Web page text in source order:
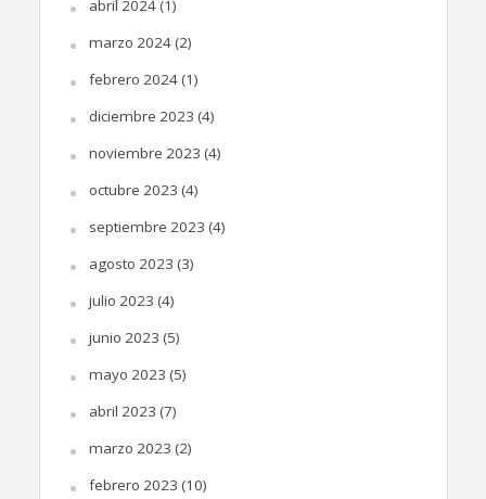
abril 2024(1)
marzo 2024(2)
febrero 2024(1)
diciembre 2023 (4)
noviembre 2023 (4)
octubre 2023 (4)
septiembre 2023 (4)
agosto 2023 (3)
julio 2023 (4)
junio 2023 (5)
mayo 2023 (5)
abril 2023 (7)
marzo 2023 (2)
febrero 2023 (10)